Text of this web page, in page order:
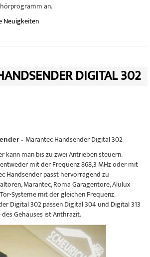
an.
Neuigkeiten
DIGITAL 302
- Marantec Handsender Digital 302
kann man bis zu zwei Antrieben steuern.
mit der Frequenz 868,3 MHz oder mit
Handsender passt hervorragend zu
Marantec, Roma Garagentore, Alulux
Systeme mit der gleichen Frequenz.
Digital 302 passen Digital 304 und Digital 313
Gehäuses ist Anthrazit.